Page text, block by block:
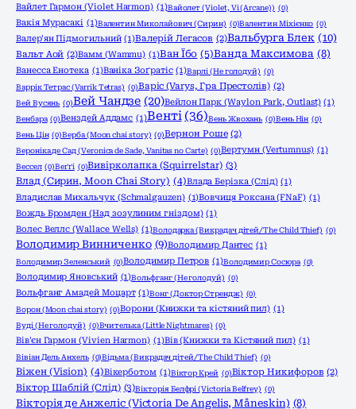
Вайлет Гармон (Violet Harmon) (1)Вайолет (Violet, Vi (Arcane)) (0)
Вакія Мурасакі (1)Валентин Миколайович (Сирин) (0)Валентин Міхієнко (0)
Валер'ян Підмогильний (1)Валерій Легасов (2)Вальбурга Блек (10)
Вальт Аой (2)Вамм (Wammu) (1)Ван Їбо (5)Ванда Максимова (8)
Ванесса Енотека (1)Ваніка Зоґратіс (1)Варлі (Не голодуй) (0)
Варрік Тетрас (Varrik Tetras) (0)Варіс (Varys, Гра Престолів) (2)
Вей Вусянь (0)Вей Чандзе (20)Вейлон Парк (Waylon Park, Outlast) (1)
Венбара (0)Венздей Аддамс (1)Венті (36)Вень Жвохань (0)Вень Нін (0)
Вень Цін (0)Верба (Moon chai story) (0)Вернон Роше (2)
Вероніка де Сад (Veronica de Sade, Vanitas no Carte) (0)Вертумн (Vertumnus) (1)
Вессел (0)Веґґі (0)Вивірколапка (Squirrelstar) (3)
Влад (Сирин, Moon Chai Story) (4)Влада Берізка (Слід) (1)
Владислав Михальчук (Schmalgauzen) (1)Вовчиця Роксана (FNaF) (1)
Вождь Бромден (Над зозулиним гніздом) (1)
Волес Веллс (Wallace Wells) (1)Володарка (Викрадач дітей/The Child Thief) (0)
Володимир Винниченко (9)Володимир Дантес (1)
Володимир Зеленський (0)Володимир Петров (1)Володимир Сосюра (0)
Володимир Яновський (1)Вольфганг (Не голодуй) (0)
Вольфганг Амадей Моцарт (1)Вонг (Доктор Стрендж) (0)
Ворон (Moon chai story) (0)Ворони (Книжки та кістяний пил) (1)
Вуді (Не голодуй) (0)Вчителька (Little Nightmares) (0)
Вів'єн Гармон (Vivien Harmon) (1)Вів (Книжки та Кістяний пил) (1)
Вівіан Дель Анхель (0)Відьма (Викрадач дітей/The Child Thief) (0)
Віжен (Vision) (4)Вікерботом (1)Віктор Крей (0)Віктор Никифоров (2)
Віктор Шаблій (Слід) (3)Вікторія Белфрі (Victoria Belfrey) (0)
Вікторія де Анжеліс (Victoria De Angelis, Måneskin) (8)